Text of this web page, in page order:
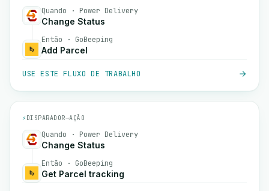
Quando · Power Delivery
Change Status
Então · GoBeeping
Add Parcel
USE ESTE FLUXO DE TRABALHO
⚡ DISPARADOR→AÇÃO
Quando · Power Delivery
Change Status
Então · GoBeeping
Get Parcel tracking